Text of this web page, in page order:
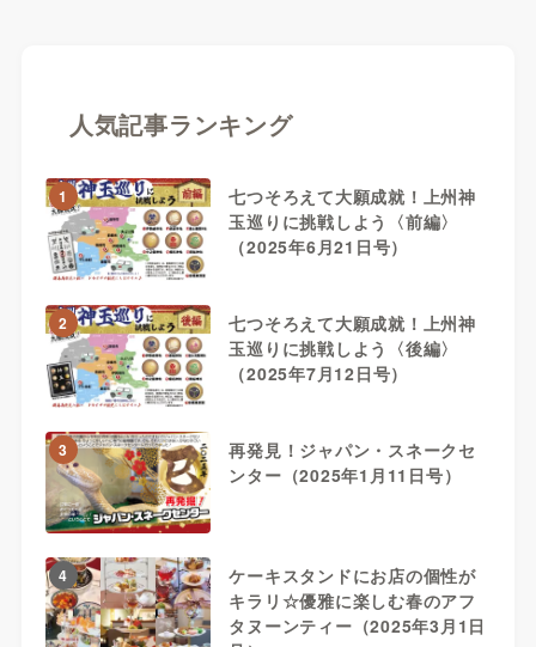
人気記事ランキング
1
七つそろえて大願成就！上州神
玉巡りに挑戦しよう〈前編〉
（2025年6月21日号）
2
七つそろえて大願成就！上州神
玉巡りに挑戦しよう〈後編〉
（2025年7月12日号）
3
再発見！ジャパン・スネークセ
ンター（2025年1月11日号）
4
ケーキスタンドにお店の個性が
キラリ☆優雅に楽しむ春のアフ
タヌーンティー（2025年3月1日